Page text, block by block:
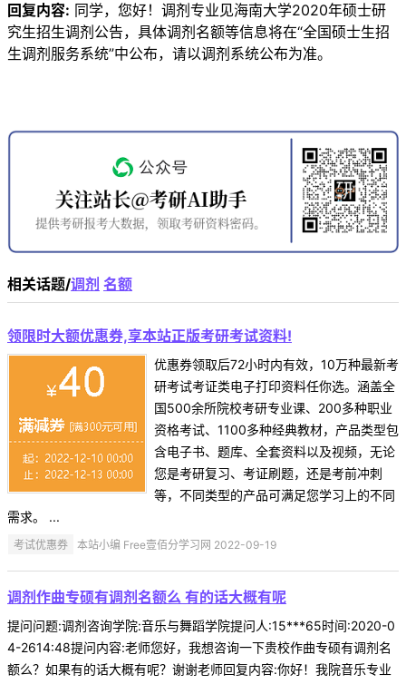
回复内容: 同学，您好！调剂专业见海南大学2020年硕士研
究生招生调剂公告，具体调剂名额等信息将在“全国硕士生招
生调剂服务系统”中公布，请以调剂系统公布为准。
相关话题/调剂 名额
领限时大额优惠券,享本站正版考研考试资料!
优惠券领取后72小时内有效，10万种最新考
研考试考证类电子打印资料任你选。涵盖全
国500余所院校考研专业课、200多种职业
资格考试、1100多种经典教材，产品类型包
含电子书、题库、全套资料以及视频，无论
您是考研复习、考证刷题，还是考前冲刺
等，不同类型的产品可满足您学习上的不同
需求。 ...
考试优惠券 本站小编 Free壹佰分学习网 2022-09-19
调剂作曲专硕有调剂名额么 有的话大概有呢
提问问题:调剂咨询学院:音乐与舞蹈学院提问人:15***65时间:2020-0
4-2614:48提问内容:老师您好，我想咨询一下贵校作曲专硕有调剂名
额么？如果有的话大概有呢？谢谢老师回复内容:你好！我院音乐专业